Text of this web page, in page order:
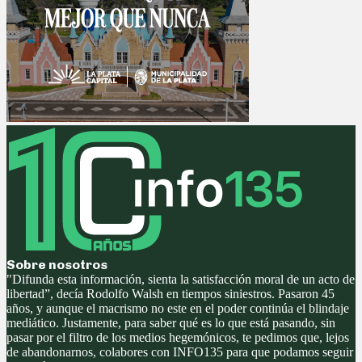
Sobre nosotros
"Difunda esta información, sienta la satisfacción moral de un acto de
libertad”, decía Rodolfo Walsh en tiempos siniestros. Pasaron 45
años, y aunque el macrismo no este en el poder continúa el blindaje
mediático. Justamente, para saber qué es lo que está pasando, sin
pasar por el filtro de los medios hegemónicos, te pedimos que, lejos
de abandonarnos, colabores con INFO135 para que podamos seguir